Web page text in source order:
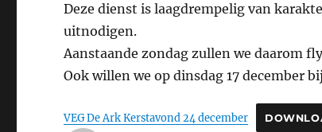
Deze dienst is laagdrempelig van
uitnodigen.
Aanstaande zondag zullen we daarom
Ook willen we op dinsdag 17 december
VEG De Ark Kerstavond 24 december